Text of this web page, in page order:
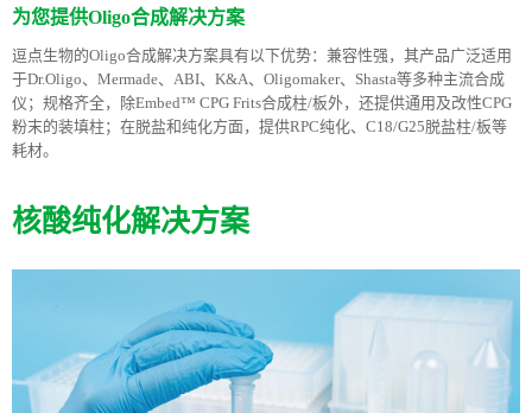
为您提供Oligo合成解决方案
逗点生物的Oligo合成解决方案具有以下优势：兼容性强，其产品广泛适用
于Dr.Oligo、Mermade、ABI、K&A、Oligomaker、Shasta等多种主流合成
仪；规格齐全，除Embed™ CPG Frits合成柱/板外，还提供通用及改性CPG
粉末的装填柱；在脱盐和纯化方面，提供RPC纯化、C18/G25脱盐柱/板等
耗材。
核酸纯化解决方案